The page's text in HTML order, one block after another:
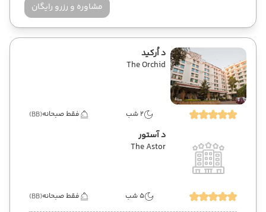
مشاوره و رزرو رایگان
د اُرکید
The Orchid
2 شب فقط صبحانه(BB)
د آستور
The Astor
5 شب فقط صبحانه(BB)